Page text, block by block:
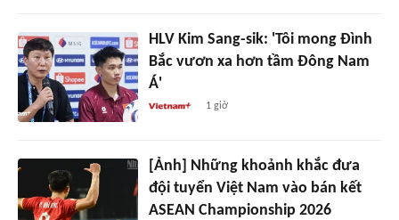
HLV Kim Sang-sik: 'Tôi mong Đình
Bắc vươn xa hơn tầm Đông Nam
Á'
1 giờ
[Ảnh] Những khoảnh khắc đưa
đội tuyển Việt Nam vào bán kết
ASEAN Championship 2026